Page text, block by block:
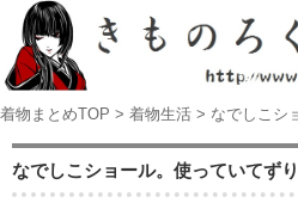
着物まとめTOP > 着物生活 > なでしこシ
なでしこショール。使っていてず